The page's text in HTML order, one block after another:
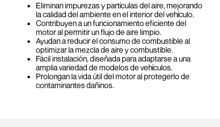
Eliminan impurezas y partículas del aire, mejorando
la calidad del ambiente en el interior del vehículo.
Contribuyen a un funcionamiento eficiente del
motor al permitir un flujo de aire limpio.
Ayudan a reducir el consumo de combustible al
optimizar la mezcla de aire y combustible.
Fácil instalación, diseñada para adaptarse a una
amplia variedad de modelos de vehículos.
Prolongan la vida útil del motor al protegerlo de
contaminantes dañinos.